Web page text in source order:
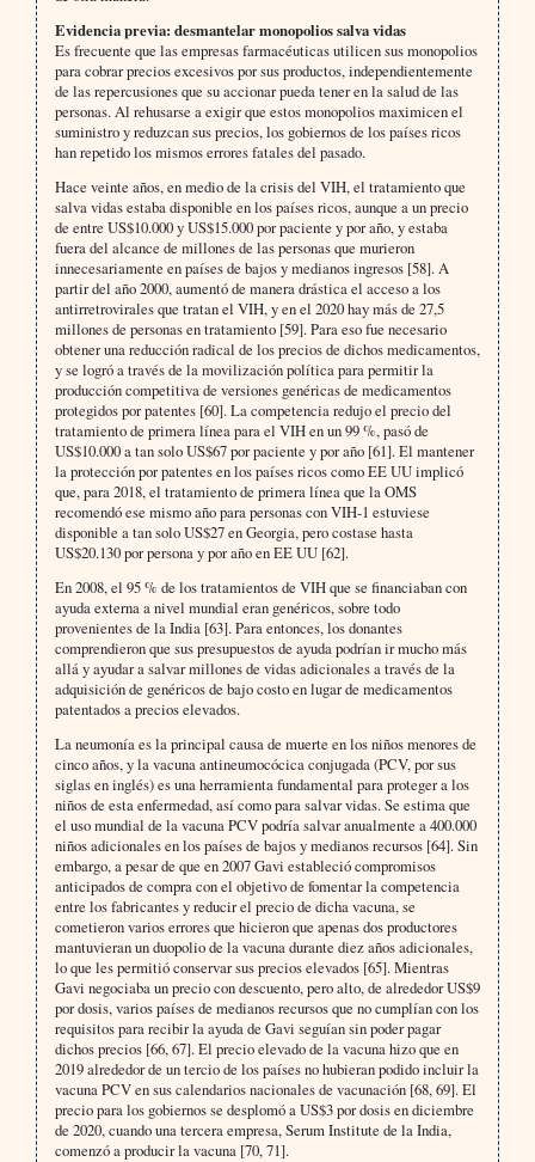
Evidencia previa: desmantelar monopolios salva vidas
Es frecuente que las empresas farmacéuticas utilicen sus monopolios
para cobrar precios excesivos por sus productos, independientemente
de las repercusiones que su accionar pueda tener en la salud de las
personas. Al rehusarse a exigir que estos monopolios maximicen el
suministro y reduzcan sus precios, los gobiernos de los países ricos
han repetido los mismos errores fatales del pasado.
Hace veinte años, en medio de la crisis del VIH, el tratamiento que
salva vidas estaba disponible en los países ricos, aunque a un precio
de entre US$10.000 y US$15.000 por paciente y por año, y estaba
fuera del alcance de millones de las personas que murieron
innecesariamente en países de bajos y medianos ingresos [58]. A
partir del año 2000, aumentó de manera drástica el acceso a los
antirretrovirales que tratan el VIH, y en el 2020 hay más de 27,5
millones de personas en tratamiento [59]. Para eso fue necesario
obtener una reducción radical de los precios de dichos medicamentos,
y se logró a través de la movilización política para permitir la
producción competitiva de versiones genéricas de medicamentos
protegidos por patentes [60]. La competencia redujo el precio del
tratamiento de primera línea para el VIH en un 99 %, pasó de
US$10.000 a tan solo US$67 por paciente y por año [61]. El mantener
la protección por patentes en los países ricos como EE UU implicó
que, para 2018, el tratamiento de primera línea que la OMS
recomendó ese mismo año para personas con VIH-1 estuviese
disponible a tan solo US$27 en Georgia, pero costase hasta
US$20.130 por persona y por año en EE UU [62].
En 2008, el 95 % de los tratamientos de VIH que se financiaban con
ayuda externa a nivel mundial eran genéricos, sobre todo
provenientes de la India [63]. Para entonces, los donantes
comprendieron que sus presupuestos de ayuda podrían ir mucho más
allá y ayudar a salvar millones de vidas adicionales a través de la
adquisición de genéricos de bajo costo en lugar de medicamentos
patentados a precios elevados.
La neumonía es la principal causa de muerte en los niños menores de
cinco años, y la vacuna antineumocócica conjugada (PCV, por sus
siglas en inglés) es una herramienta fundamental para proteger a los
niños de esta enfermedad, así como para salvar vidas. Se estima que
el uso mundial de la vacuna PCV podría salvar anualmente a 400.000
niños adicionales en los países de bajos y medianos recursos [64]. Sin
embargo, a pesar de que en 2007 Gavi estableció compromisos
anticipados de compra con el objetivo de fomentar la competencia
entre los fabricantes y reducir el precio de dicha vacuna, se
cometieron varios errores que hicieron que apenas dos productores
mantuvieran un duopolio de la vacuna durante diez años adicionales,
lo que les permitió conservar sus precios elevados [65]. Mientras
Gavi negociaba un precio con descuento, pero alto, de alrededor US$9
por dosis, varios países de medianos recursos que no cumplían con los
requisitos para recibir la ayuda de Gavi seguían sin poder pagar
dichos precios [66, 67]. El precio elevado de la vacuna hizo que en
2019 alrededor de un tercio de los países no hubieran podido incluir la
vacuna PCV en sus calendarios nacionales de vacunación [68, 69]. El
precio para los gobiernos se desplomó a US$3 por dosis en diciembre
de 2020, cuando una tercera empresa, Serum Institute de la India,
comenzó a producir la vacuna [70, 71].